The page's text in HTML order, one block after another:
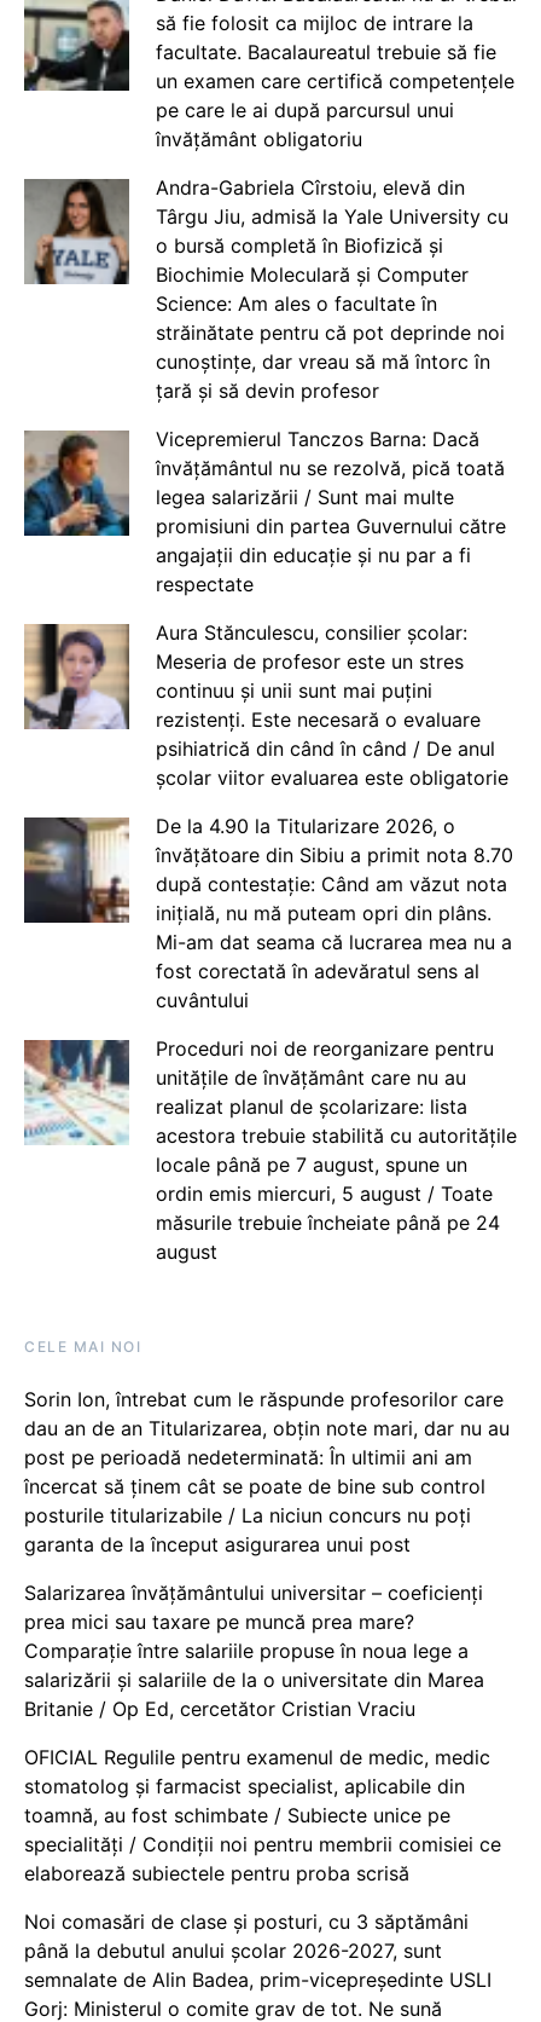
să fie folosit ca mijloc de intrare la
facultate. Bacalaureatul trebuie să fie
un examen care certifică competențele
pe care le ai după parcursul unui
învățământ obligatoriu
Andra-Gabriela Cîrstoiu, elevă din
Târgu Jiu, admisă la Yale University cu
o bursă completă în Biofizică și
Biochimie Moleculară și Computer
Science: Am ales o facultate în
străinătate pentru că pot deprinde noi
cunoștințe, dar vreau să mă întorc în
țară și să devin profesor
Vicepremierul Tanczos Barna: Dacă
învățământul nu se rezolvă, pică toată
legea salarizării / Sunt mai multe
promisiuni din partea Guvernului către
angajații din educație și nu par a fi
respectate
Aura Stănculescu, consilier școlar:
Meseria de profesor este un stres
continuu și unii sunt mai puțini
rezistenți. Este necesară o evaluare
psihiatrică din când în când / De anul
școlar viitor evaluarea este obligatorie
De la 4.90 la Titularizare 2026, o
învățătoare din Sibiu a primit nota 8.70
după contestație: Când am văzut nota
inițială, nu mă puteam opri din plâns.
Mi-am dat seama că lucrarea mea nu a
fost corectată în adevăratul sens al
cuvântului
Proceduri noi de reorganizare pentru
unitățile de învățământ care nu au
realizat planul de școlarizare: lista
acestora trebuie stabilită cu autoritățile
locale până pe 7 august, spune un
ordin emis miercuri, 5 august / Toate
măsurile trebuie încheiate până pe 24
august
CELE MAI NOI
Sorin Ion, întrebat cum le răspunde profesorilor care
dau an de an Titularizarea, obțin note mari, dar nu au
post pe perioadă nedeterminată: În ultimii ani am
încercat să ținem cât se poate de bine sub control
posturile titularizabile / La niciun concurs nu poți
garanta de la început asigurarea unui post
Salarizarea învățământului universitar – coeficienți
prea mici sau taxare pe muncă prea mare?
Comparație între salariile propuse în noua lege a
salarizării și salariile de la o universitate din Marea
Britanie / Op Ed, cercetător Cristian Vraciu
OFICIAL Regulile pentru examenul de medic, medic
stomatolog și farmacist specialist, aplicabile din
toamnă, au fost schimbate / Subiecte unice pe
specialități / Condiții noi pentru membrii comisiei ce
elaborează subiectele pentru proba scrisă
Noi comasări de clase și posturi, cu 3 săptămâni
până la debutul anului școlar 2026-2027, sunt
semnalate de Alin Badea, prim-vicepreședinte USLI
Gorj: Ministerul o comite grav de tot. Ne sună